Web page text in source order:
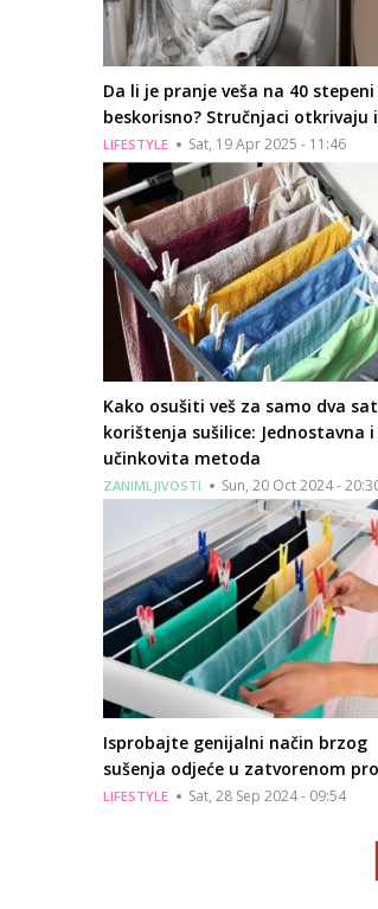
Da li je pranje veša na 40 stepeni
beskorisno? Stručnjaci otkrivaju
LIFESTYLE Sat, 19 Apr 2025 - 11:46
Kako osušiti veš za samo dva
korištenja sušilice: Jednostavna i
učinkovita metoda
ZANIMLJIVOSTI Sun, 20 Oct 2024 -
Isprobajte genijalni način brzog
sušenja odjeće u zatvorenom
LIFESTYLE Sat, 28 Sep 2024 - 09:54